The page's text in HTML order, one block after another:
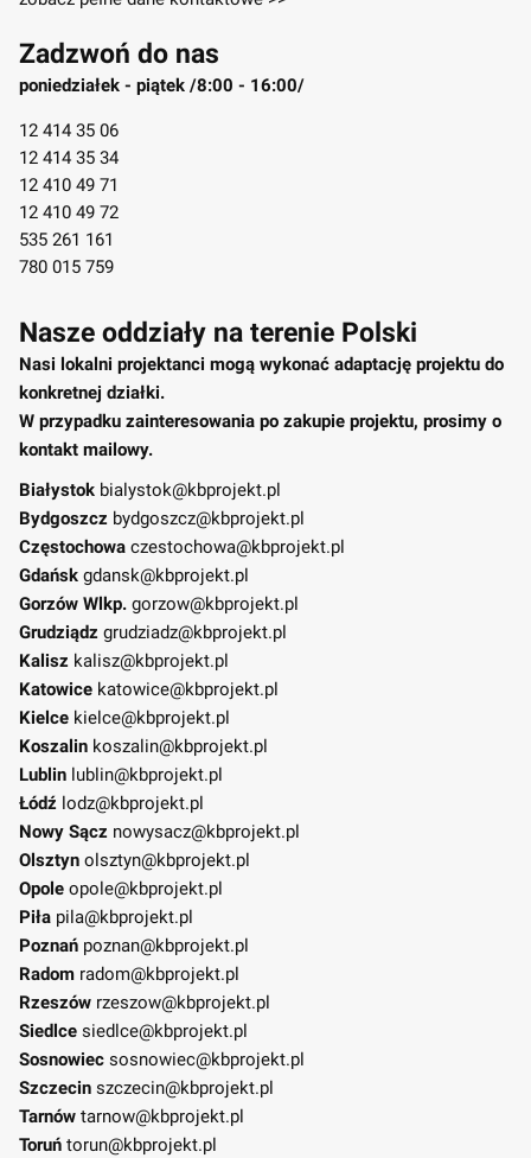
Zadzwoń do nas
poniedziałek - piątek /8:00 - 16:00/
12 414 35 06
12 414 35 34
12 410 49 71
12 410 49 72
535 261 161
780 015 759
Nasze oddziały na terenie Polski
Nasi lokalni projektanci mogą wykonać adaptację projektu do
konkretnej działki.
W przypadku zainteresowania po zakupie projektu, prosimy o
kontakt mailowy.
Białystok bialystok@kbprojekt.pl
Bydgoszcz bydgoszcz@kbprojekt.pl
Częstochowa czestochowa@kbprojekt.pl
Gdańsk gdansk@kbprojekt.pl
Gorzów Wlkp. gorzow@kbprojekt.pl
Grudziądz grudziadz@kbprojekt.pl
Kalisz kalisz@kbprojekt.pl
Katowice katowice@kbprojekt.pl
Kielce kielce@kbprojekt.pl
Koszalin koszalin@kbprojekt.pl
Lublin lublin@kbprojekt.pl
Łódź lodz@kbprojekt.pl
Nowy Sącz nowysacz@kbprojekt.pl
Olsztyn olsztyn@kbprojekt.pl
Opole opole@kbprojekt.pl
Piła pila@kbprojekt.pl
Poznań poznan@kbprojekt.pl
Radom radom@kbprojekt.pl
Rzeszów rzeszow@kbprojekt.pl
Siedlce siedlce@kbprojekt.pl
Sosnowiec sosnowiec@kbprojekt.pl
Szczecin szczecin@kbprojekt.pl
Tarnów tarnow@kbprojekt.pl
Toruń torun@kbprojekt.pl